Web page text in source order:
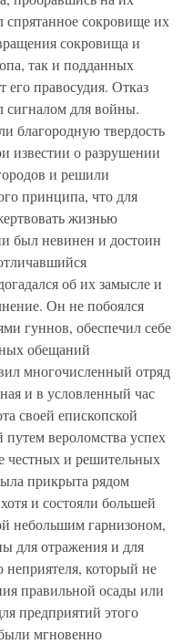
сокровище их
сокровища и
так и подданных
его правосудия. Отказ
сигналом для войны.
благородную твердость
известии о разрушении
и решили
принципа, что для
жизнью
был невинен и достоин
об их замысле и
Он не побоялся
гуннов, обеспечил себе
обещаний
многочисленный отряд
и в условленный час
своей епископской
вероломства успех
честных и решительных
прикрыта рядом
и состояли большей
небольшим гарнизоном,
для отражения и для
неприятеля, который не
правильной осады или
предприятий этого
мгновенно